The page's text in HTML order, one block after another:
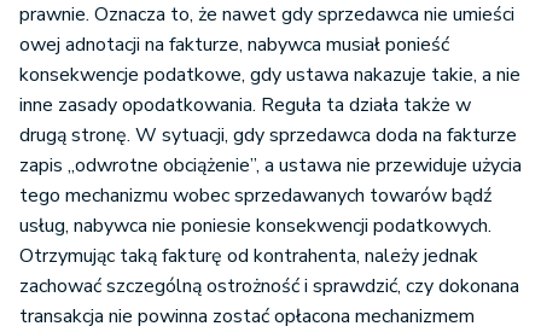
prawnie. Oznacza to, że nawet gdy sprzedawca nie umieści
owej adnotacji na fakturze, nabywca musiał ponieść
konsekwencje podatkowe, gdy ustawa nakazuje takie, a nie
inne zasady opodatkowania. Reguła ta działa także w
drugą stronę. W sytuacji, gdy sprzedawca doda na fakturze
zapis „odwrotne obciążenie”, a ustawa nie przewiduje użycia
tego mechanizmu wobec sprzedawanych towarów bądź
usług, nabywca nie poniesie konsekwencji podatkowych.
Otrzymując taką fakturę od kontrahenta, należy jednak
zachować szczególną ostrożność i sprawdzić, czy dokonana
transakcja nie powinna zostać opłacona mechanizmem